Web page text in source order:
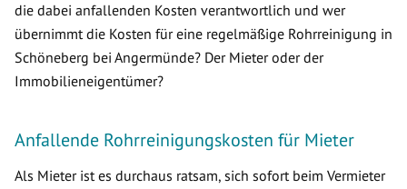
die dabei anfallenden Kosten verantwortlich und wer
übernimmt die Kosten für eine regelmäßige Rohrreinigung in
Schöneberg bei Angermünde? Der Mieter oder der
Immobilieneigentümer?
Anfallende Rohrreinigungskosten für Mieter
Als Mieter ist es durchaus ratsam, sich sofort beim Vermieter